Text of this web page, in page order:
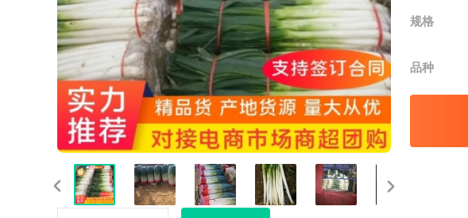
规格
品种